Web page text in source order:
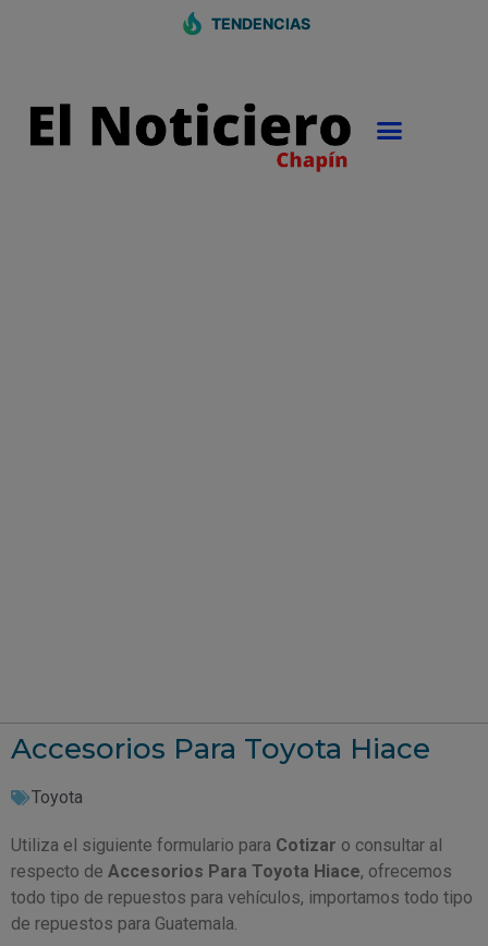
TENDENCIAS
Accesorios Para Toyota Hiace
Toyota
Utiliza el siguiente formulario para Cotizar o consultar al
respecto de Accesorios Para Toyota Hiace, ofrecemos
todo tipo de repuestos para vehículos, importamos todo tipo
de repuestos para Guatemala.